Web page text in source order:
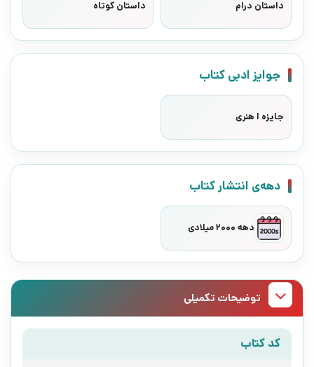
داستان درام داستان کوتاه
جوایز ادبی کتاب
جایزه ا هنری
دهه‌ی انتشار کتاب
دهه 2000 میلادی
توضیحات تکمیلی
کد کتاب